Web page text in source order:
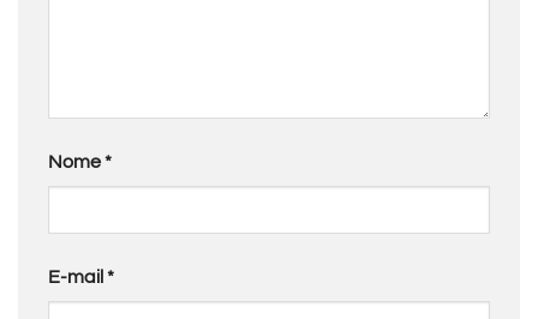
Nome*
E-mail *